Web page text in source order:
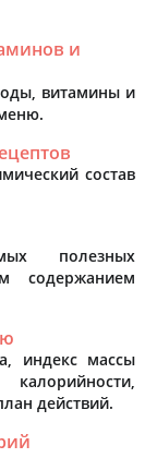
и
витамины и
состав
полезных
содержанием
индекс массы
действий.